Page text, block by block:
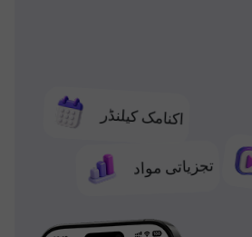
اکنامک کیلنڈر
تجزیاتی مواد